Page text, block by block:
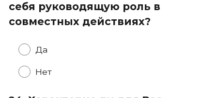
себя руководящую роль в
совместных действиях?
Да
Нет